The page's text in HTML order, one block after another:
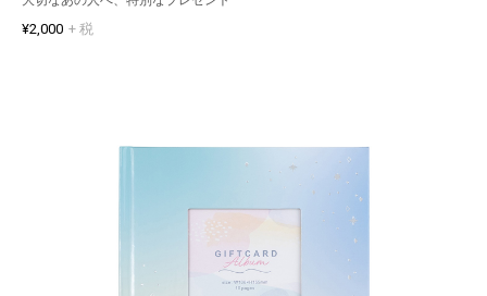
¥2,000 + 税